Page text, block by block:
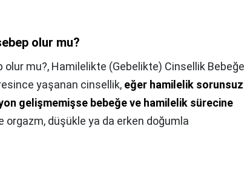
olur mu?
olur mu?, Hamilelikte (Gebelikte) Cinsellik Bebeğe
yaşanan cinsellik, eğer hamilelik sorunsuz
gelişmemişse bebeğe ve hamilelik sürecine
orgazm, düşükle ya da erken doğumla